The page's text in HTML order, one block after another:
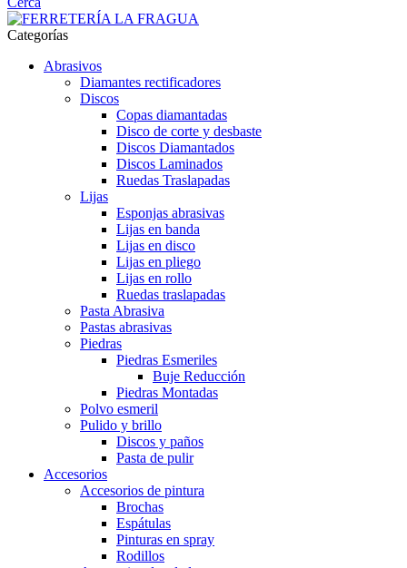
Categorías
Abrasivos
Diamantes rectificadores
Discos
Copas diamantadas
Disco de corte y desbaste
Discos Diamantados
Discos Laminados
Ruedas Traslapadas
Lijas
Esponjas abrasivas
Lijas en banda
Lijas en disco
Lijas en pliego
Lijas en rollo
Ruedas traslapadas
Pasta Abrasiva
Pastas abrasivas
Piedras
Piedras Esmeriles
Buje Reducción
Piedras Montadas
Polvo esmeril
Pulido y brillo
Discos y paños
Pasta de pulir
Accesorios
Accesorios de pintura
Brochas
Espátulas
Pinturas en spray
Rodillos